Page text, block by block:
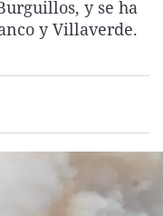
La rosa de los vientos
Como el perro y el
Caso
Equipo de
Extremadura
La Rioja
Virales
Elecciones
y se ha
y Villaverde.